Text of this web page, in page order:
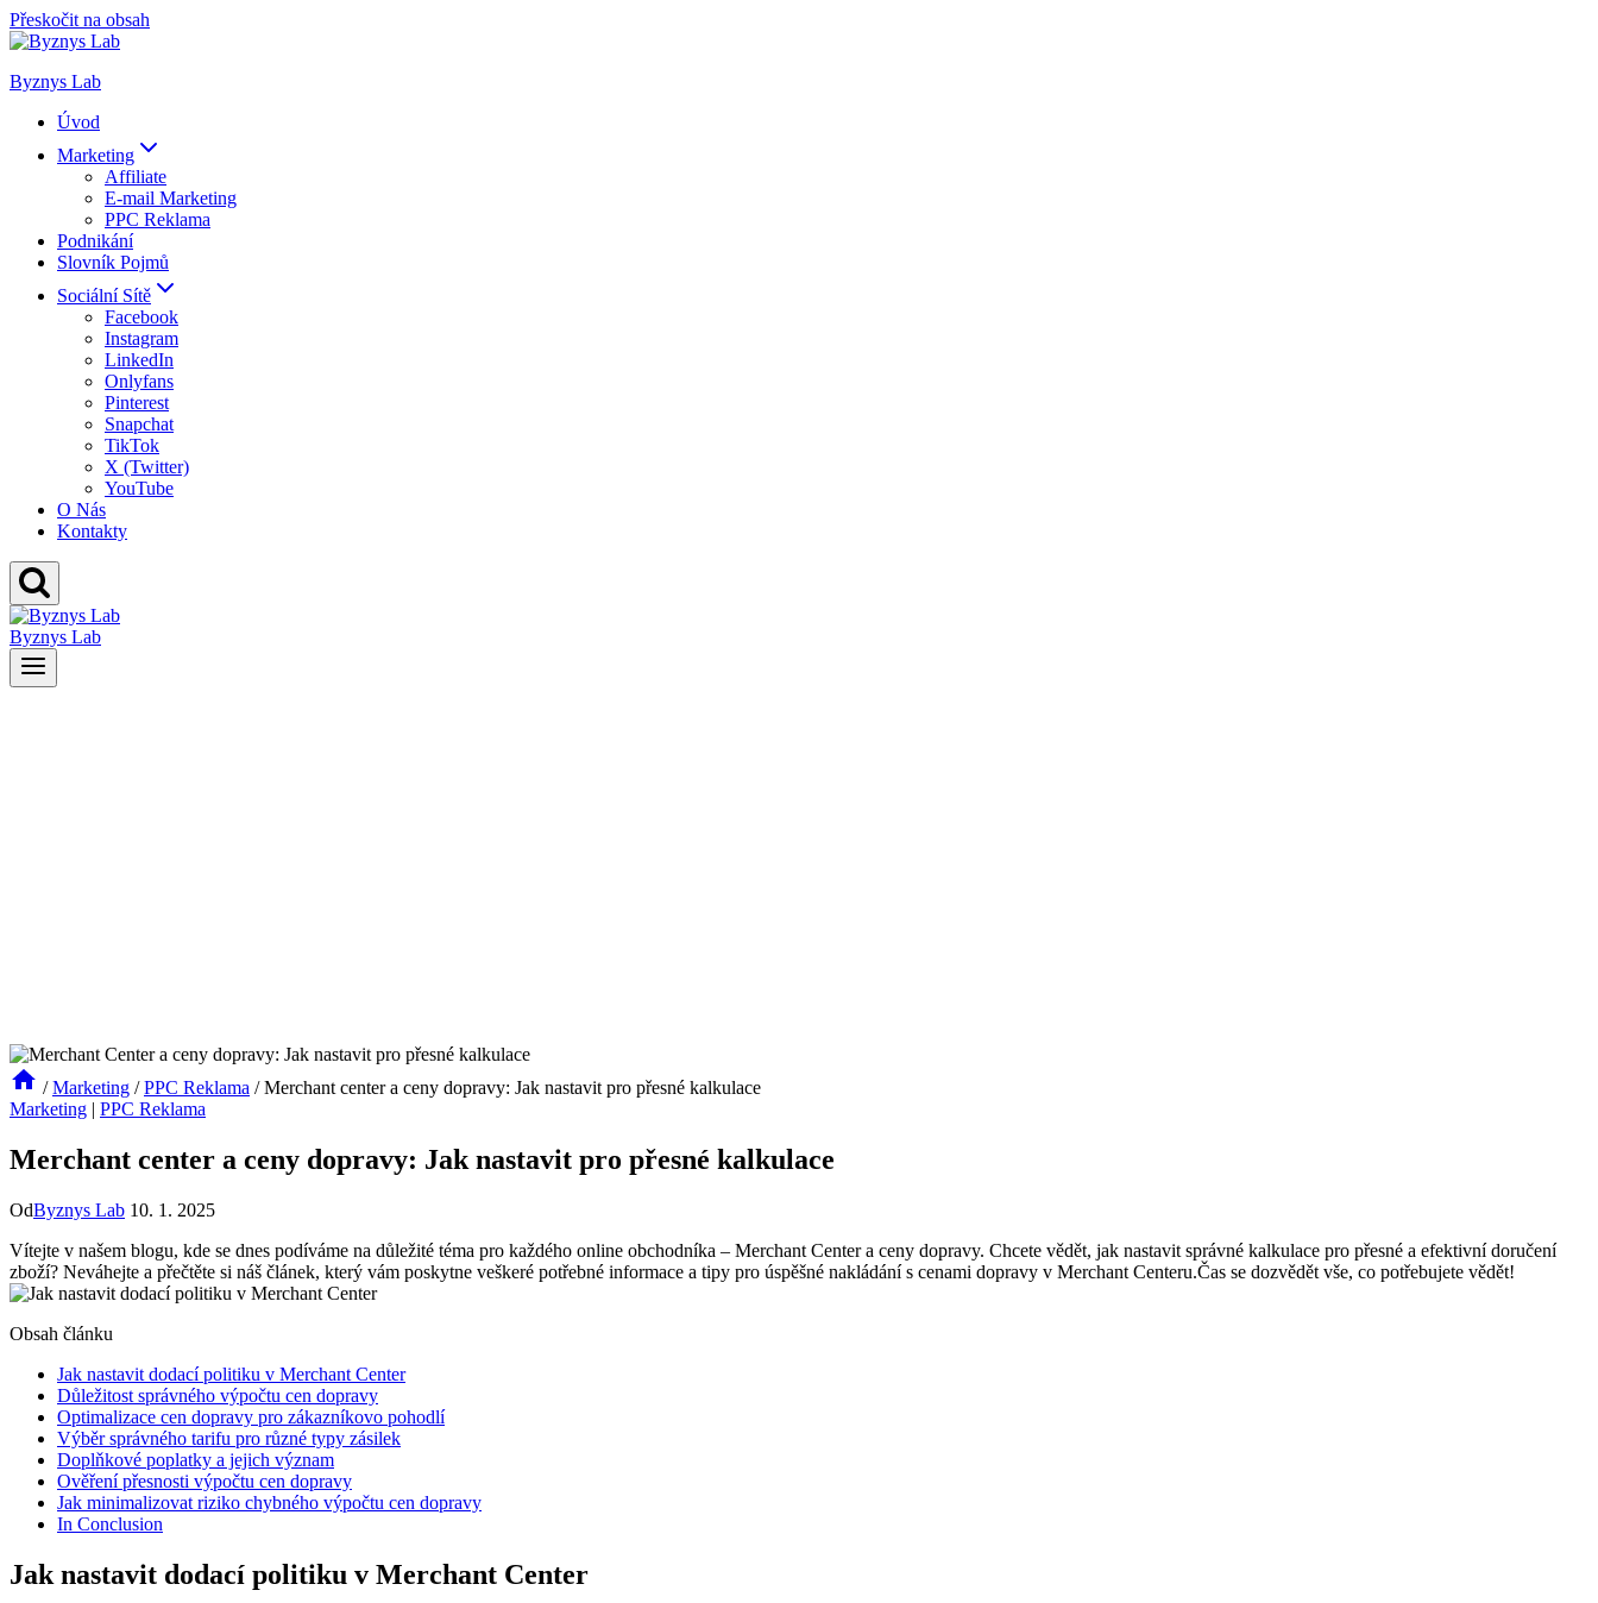
Přeskočit na obsah
Byznys Lab
Úvod
Marketing
Affiliate
E-mail Marketing
PPC Reklama
Podnikání
Slovník Pojmů
Sociální Sítě
Facebook
Instagram
LinkedIn
Onlyfans
Pinterest
Snapchat
TikTok
X (Twitter)
YouTube
O Nás
Kontakty
Byznys Lab
/ Marketing / PPC Reklama / Merchant center a ceny dopravy: Jak nastavit pro přesné kalkulace
Marketing | PPC Reklama
Merchant center a ceny dopravy: Jak nastavit pro přesné kalkulace
OdByznys Lab 10. 1. 2025
Vítejte v našem blogu, kde se dnes podíváme na důležité téma pro každého online obchodníka – Merchant Center a ceny dopravy. Chcete vědět, jak nastavit správné kalkulace pro přesné a efektivní doručení
zboží? Neváhejte a přečtěte si náš článek, který vám poskytne veškeré potřebné informace a tipy pro úspěšné nakládání s cenami dopravy v Merchant Centeru.Čas se dozvědět vše, co potřebujete vědět!
Obsah článku
Jak nastavit dodací politiku v Merchant Center
Důležitost správného výpočtu cen dopravy
Optimalizace cen dopravy pro zákazníkovo pohodlí
Výběr správného tarifu pro různé typy zásilek
Doplňkové poplatky a jejich význam
Ověření přesnosti výpočtu cen dopravy
Jak minimalizovat riziko chybného výpočtu cen dopravy
In Conclusion
Jak nastavit dodací politiku v Merchant Center